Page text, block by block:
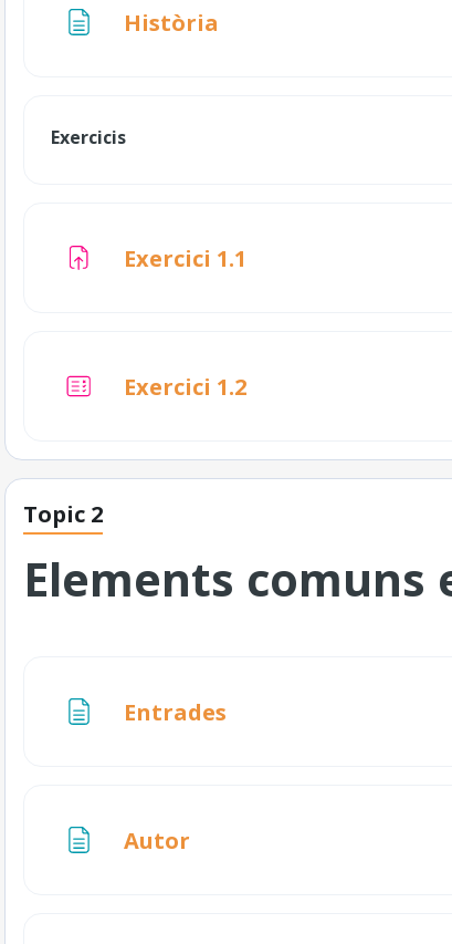
Història
Exercicis
Exercici 1.1
Exercici 1.2Qüestionari
Topic 2
Elements comuns
Entrades
Autor